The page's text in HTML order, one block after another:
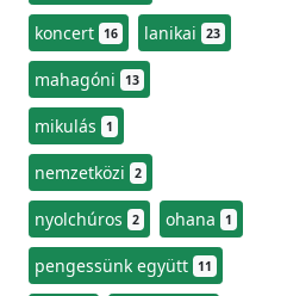
koncert 16 lanikai 23
mahagóni 13
mikulás 1
nemzetközi 2
nyolchúros 2 ohana 1
pengessünk együtt 11